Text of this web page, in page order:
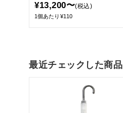
¥13,200〜(税込)
1個あたり¥110
最近チェックした商品